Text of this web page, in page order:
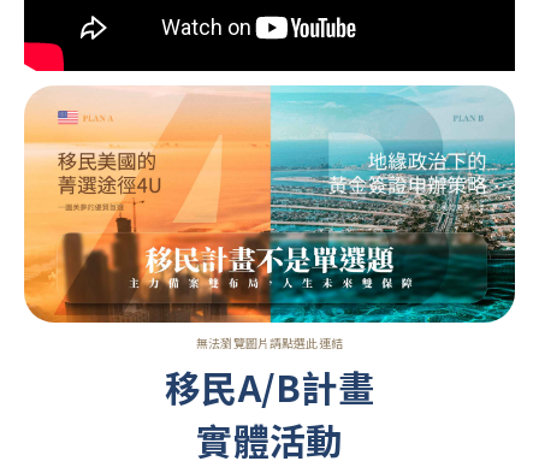
諾魯
英國
愛爾蘭
土耳其
葡萄牙
希臘
澳洲概述
萬那杜概述
諾魯概述
英國概述
愛爾蘭概述
土耳其概述
葡萄牙概述
無法瀏覽圖片請點選此連結
移民A/B計畫
實體活動